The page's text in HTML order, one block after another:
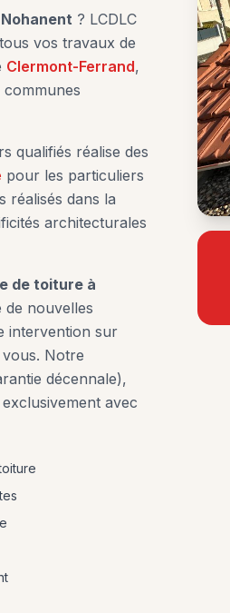
Nohanent ? LCDLC
vos travaux de
Clermont-Ferrand,
qualifiés réalise des
pour les particuliers
réalisés dans la
architecturales
de toiture à
nouvelles
intervention sur
Notre
décennale),
avec